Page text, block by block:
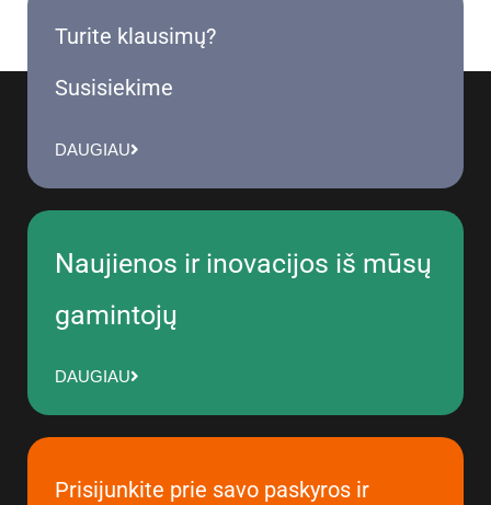
Turite klausimų?
Susisiekime
DAUGIAU
Naujienos ir inovacijos iš mūsų
gamintojų
DAUGIAU
Prisijunkite prie savo paskyros ir